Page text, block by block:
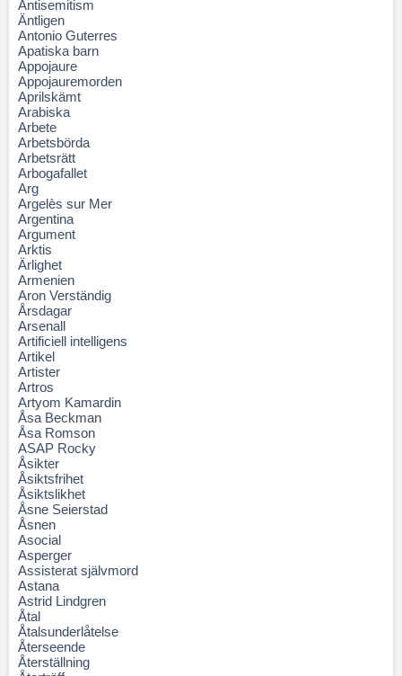
Antisemitism
Äntligen
Antonio Guterres
Apatiska barn
Appojaure
Appojauremorden
Aprilskämt
Arabiska
Arbete
Arbetsbörda
Arbetsrätt
Arbogafallet
Arg
Argelès sur Mer
Argentina
Argument
Arktis
Ärlighet
Armenien
Aron Verständig
Årsdagar
Arsenall
Artificiell intelligens
Artikel
Artister
Artros
Artyom Kamardin
Åsa Beckman
Åsa Romson
ASAP Rocky
Åsikter
Åsiktsfrihet
Åsiktslikhet
Åsne Seierstad
Åsnen
Asocial
Asperger
Assisterat självmord
Astana
Astrid Lindgren
Åtal
Åtalsunderlåtelse
Återseende
Återställning